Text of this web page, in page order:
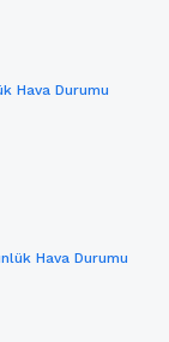
Hava Durumu
Hava Durumu